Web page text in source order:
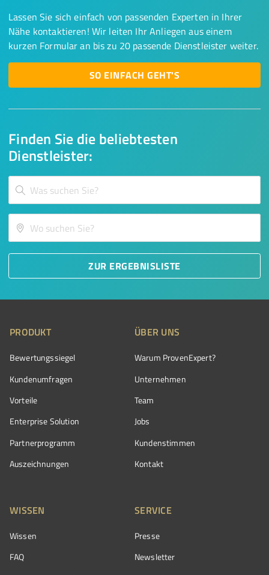
Finden Sie die beliebtesten
Dienstleister:
ZUR ERGEBNISLISTE
Lassen Sie sich einfach von passenden Experten in Ihrer
Nähe kontaktieren! Wir leiten Ihr Anliegen aus einem
kurzen Formular an bis zu 20 passende Dienstleister weiter.
SO EINFACH GEHT'S
PRODUKT
Bewertungssiegel
Kundenumfragen
Vorteile
Enterprise Solution
Partnerprogramm
Auszeichnungen
ÜBER UNS
Warum ProvenExpert?
Unternehmen
Team
Jobs
Kundenstimmen
Kontakt
WISSEN
Wissen
FAQ
SERVICE
Presse
Newsletter